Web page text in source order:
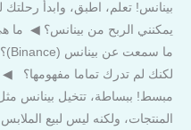
بينانس! تعلم، اطبق، وابدأ
يمكنني الربح من بينانس؟ ◀ ما
لكنك لم تدرك تماما مفهومها؟
مبسط! ببساطة، تتخيل بينانس
المنتجات، ولكنه ليس لبيع